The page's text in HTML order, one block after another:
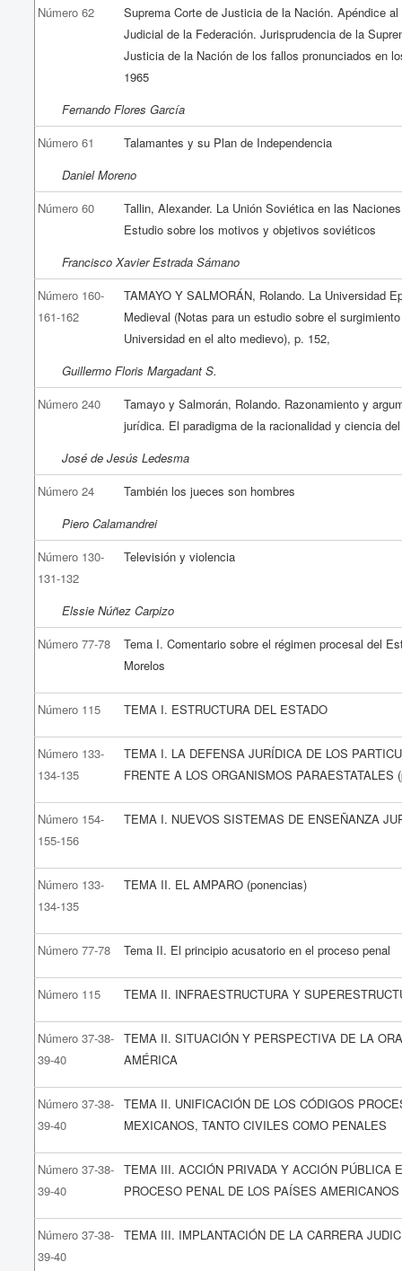
Número 62
Suprema Corte de Justicia de la Nación. Apéndice al
Judicial de la Federación. Jurisprudencia de la
Justicia de la Nación de los fallos pronunciados en
1965
Fernando Flores García
Número 61
Talamantes y su Plan de Independencia
Daniel Moreno
Número 60
Tallin, Alexander. La Unión Soviética en las
Estudio sobre los motivos y objetivos soviéticos
Francisco Xavier Estrada Sámano
Número 160-
161-162
TAMAYO Y SALMORÁN, Rolando. La Universidad
Medieval (Notas para un estudio sobre el
Universidad en el alto medievo), p. 152,
Guillermo Floris Margadant S.
Número 240
Tamayo y Salmorán, Rolando. Razonamiento y
jurídica. El paradigma de la racionalidad y ciencia
José de Jesús Ledesma
Número 24
También los jueces son hombres
Piero Calamandrei
Número 130-
131-132
Televisión y violencia
Elssie Núñez Carpizo
Número 77-78
Tema I. Comentario sobre el régimen procesal del
Morelos
Número 115 TEMA I. ESTRUCTURA DEL ESTADO
Número 133-
134-135
TEMA I. LA DEFENSA JURÍDICA DE LOS
FRENTE A LOS ORGANISMOS PARAESTATALES
Número 154-
155-156
TEMA I. NUEVOS SISTEMAS DE ENSEÑANZA
Número 133-
134-135
TEMA II. EL AMPARO (ponencias)
Número 77-78 Tema II. El principio acusatorio en el proceso penal
Número 115 TEMA II. INFRAESTRUCTURA Y
Número 37-38-
39-40
TEMA II. SITUACIÓN Y PERSPECTIVA DE LA
AMÉRICA
Número 37-38-
39-40
TEMA II. UNIFICACIÓN DE LOS CÓDIGOS
MEXICANOS, TANTO CIVILES COMO PENALES
Número 37-38-
39-40
TEMA III. ACCIÓN PRIVADA Y ACCIÓN PÚBLICA
PROCESO PENAL DE LOS PAÍSES AMERICANOS
Número 37-38-
39-40
TEMA III. IMPLANTACIÓN DE LA CARRERA